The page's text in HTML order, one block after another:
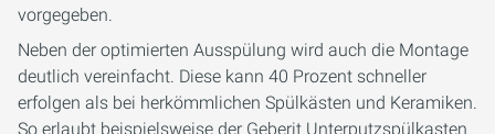
vorgegeben.
Neben der optimierten Ausspülung wird auch die Montage
deutlich vereinfacht. Diese kann 40 Prozent schneller
erfolgen als bei herkömmlichen Spülkästen und Keramiken.
So erlaubt beispielsweise der Geberit Unterputzspülkasten